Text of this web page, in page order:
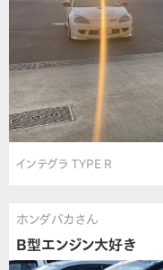
インテグラ TYPE R
ホンダバカさん
B型エンジン大好き